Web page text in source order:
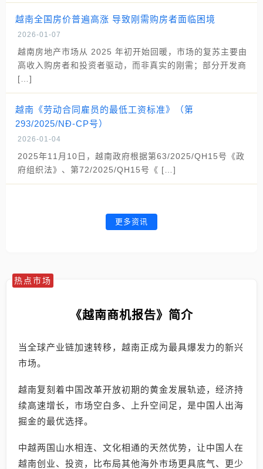
越南全国房价普遍高涨 导致刚需购房者面临困境
2026-01-07
越南房地产市场从 2025 年初开始回暖，市场的复苏主要由
高收入购房者和投资者驱动，而非真实的刚需；部分开发商
[…]
越南《劳动合同雇员的最低工资标准》（第
293/2025/NĐ-CP号）
2026-01-04
2025年11月10日，越南政府根据第63/2025/QH15号《政
府组织法》、第72/2025/QH15号《 […]
更多资讯
热点市场
《越南商机报告》简介
当全球产业链加速转移，越南正成为最具爆发力的新兴
市场。
越南复刻着中国改革开放初期的黄金发展轨迹，经济持
续高速增长，市场空白多、上升空间足，是中国人出海
掘金的最优选择。
中越两国山水相连、文化相通的天然优势，让中国人在
越南创业、投资，比布局其他海外市场更具底气、更少